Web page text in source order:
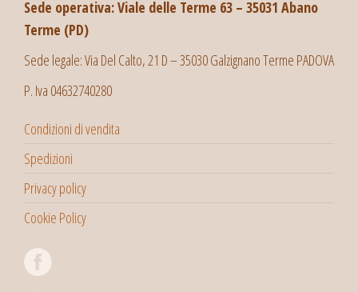
Sede operativa: Viale delle Terme 63 – 35031 Abano
Terme (PD)
Sede legale: Via Del Calto, 21 D – 35030 Galzignano Terme PADOVA
P. Iva 04632740280
Condizioni di vendita
Spedizioni
Privacy policy
Cookie Policy